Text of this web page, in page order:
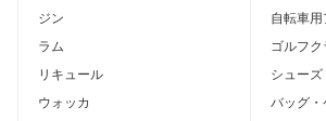
ジン
ラム
リキュール
ウォッカ
自転車
ゴルフク
シューズ
バッグ・